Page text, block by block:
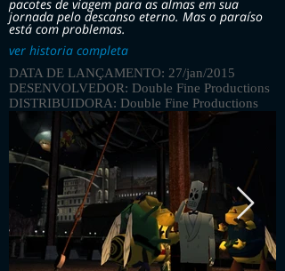
pacotes de viagem para as almas em sua
jornada pelo descanso eterno. Mas o paraíso
está com problemas.
ver historia completa
DATA DE LANÇAMENTO: 27/jan/2015
DESENVOLVEDOR: Double Fine Productions
DISTRIBUIDORA: Double Fine Productions